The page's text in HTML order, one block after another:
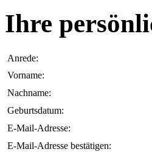
Ihre
Anrede:
Vorname:
Nachname:
Geburtsdatum:
E-Mail-Adresse:
E-Mail-Adresse bestätigen: